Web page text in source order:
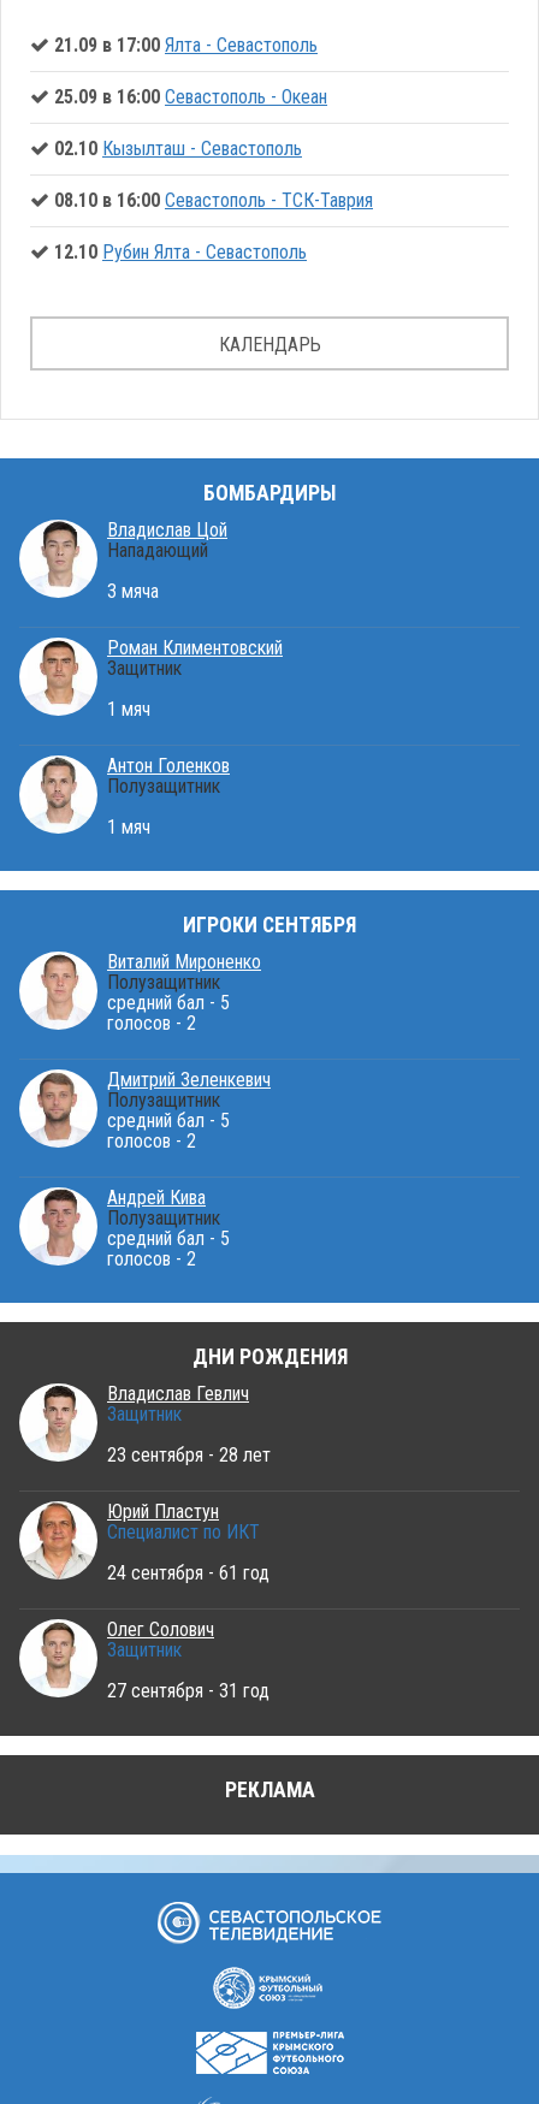
21.09 в 17:00 Ялта - Севастополь
25.09 в 16:00 Севастополь - Океан
02.10 Кызылташ - Севастополь
08.10 в 16:00 Севастополь - ТСК-Таврия
12.10 Рубин Ялта - Севастополь
КАЛЕНДАРЬ
БОМБАРДИРЫ
Владислав Цой
Нападающий
3 мяча
Роман Климентовский
Защитник
1 мяч
Антон Голенков
Полузащитник
1 мяч
ИГРОКИ СЕНТЯБРЯ
Виталий Мироненко
Полузащитник
средний бал - 5
голосов - 2
Дмитрий Зеленкевич
Полузащитник
средний бал - 5
голосов - 2
Андрей Кива
Полузащитник
средний бал - 5
голосов - 2
ДНИ РОЖДЕНИЯ
Владислав Гевлич
Защитник
23 сентября - 28 лет
Юрий Пластун
Специалист по ИКТ
24 сентября - 61 год
Олег Солович
Защитник
27 сентября - 31 год
РЕКЛАМА